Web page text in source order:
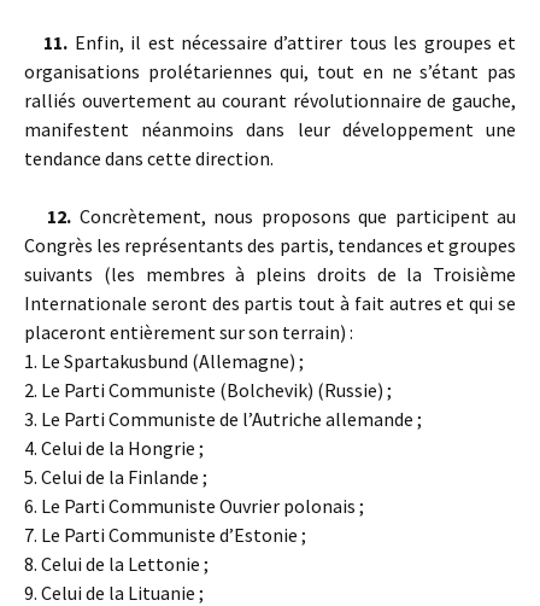
11. Enfin, il est nécessaire d’attirer tous les groupes et
organisations prolétariennes qui, tout en ne s’étant pas
ralliés ouvertement au courant révolutionnaire de gauche,
manifestent néanmoins dans leur développement une
tendance dans cette direction.
12. Concrètement, nous proposons que participent au
Congrès les représentants des partis, tendances et groupes
suivants (les membres à pleins droits de la Troisième
Internationale seront des partis tout à fait autres et qui se
placeront entièrement sur son terrain) :
1. Le Spartakusbund (Allemagne) ;
2. Le Parti Communiste (Bolchevik) (Russie) ;
3. Le Parti Communiste de l’Autriche allemande ;
4. Celui de la Hongrie ;
5. Celui de la Finlande ;
6. Le Parti Communiste Ouvrier polonais ;
7. Le Parti Communiste d’Estonie ;
8. Celui de la Lettonie ;
9. Celui de la Lituanie ;